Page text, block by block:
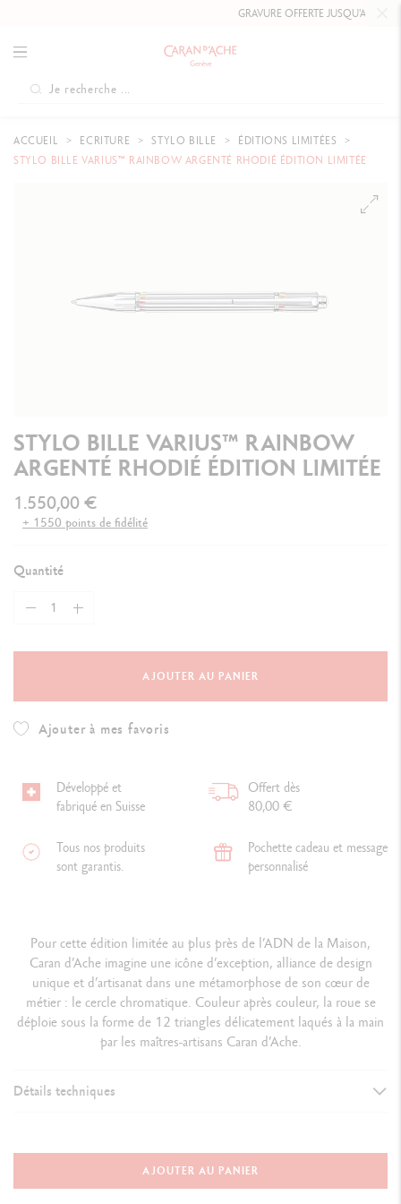
GRAVURE OFFERTE JUSQU'AU
ACCUEIL ECRITURE STYLO BILLE
ÉDITIONS LIMITÉES
STYLO BILLE VARIUS™ RAINBOW ARGENTÉ RHODIÉ ÉDITION LIMITÉE
STYLO BILLE VARIUS™ RAINBOW
ARGENTÉ RHODIÉ ÉDITION LIMITÉE
1.550,00 €
+ 1550 points de fidélité
Quantité
AJOUTER AU PANIER
Ajouter à mes favoris
Développé et
fabriqué en Suisse
Offert dès
80,00 €
Tous nos produits
sont garantis.
Pochette cadeau et message
personnalisé
Pour cette édition limitée au plus près de l’ADN de la Maison,
Caran d’Ache imagine une icône d’exception, alliance de design
unique et d’artisanat dans une métamorphose de son cœur de
métier : le cercle chromatique. Couleur après couleur, la roue se
déploie sous la forme de 12 triangles délicatement laqués à la main
par les maîtres-artisans Caran d’Ache.
Détails techniques
Stylo Bille
AJOUTER AU PANIER